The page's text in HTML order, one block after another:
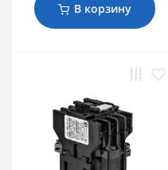
В корзину